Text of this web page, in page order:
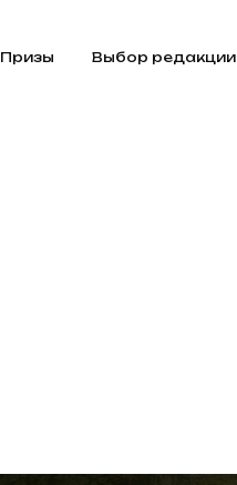
Призы Выбор редакции